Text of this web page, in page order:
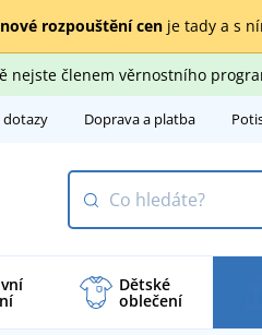
rozpouštění cenje tady a s
nejste členem věrnostního
dotazy Doprava a platba
Dětské
oblečení